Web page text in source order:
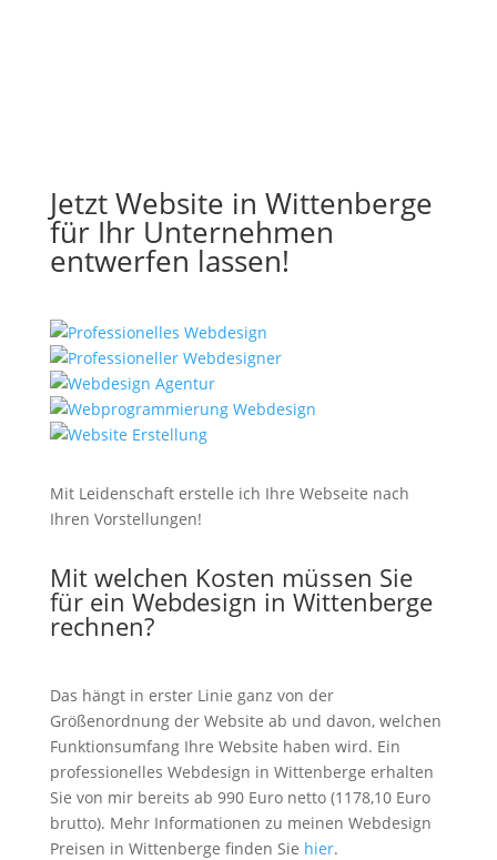
Jetzt Website in Wittenberge
für Ihr Unternehmen
entwerfen lassen!
Mit Leidenschaft erstelle ich Ihre Webseite nach
Ihren Vorstellungen!
Mit welchen Kosten müssen Sie
für ein Webdesign in Wittenberge
rechnen?
Das hängt in erster Linie ganz von der
Größenordnung der Website ab und davon, welchen
Funktionsumfang Ihre Website haben wird. Ein
professionelles Webdesign in Wittenberge erhalten
Sie von mir bereits ab 990 Euro netto (1178,10 Euro
brutto). Mehr Informationen zu meinen Webdesign
Preisen in Wittenberge finden Sie hier.